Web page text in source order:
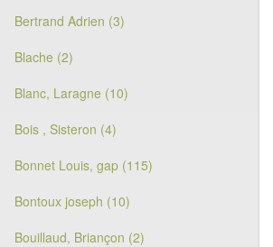
Bertrand Adrien (3)
Blache (2)
Blanc, Laragne (10)
Bois , Sisteron (4)
Bonnet Louis, gap (115)
Bontoux joseph (10)
Bouillaud, Briançon (2)